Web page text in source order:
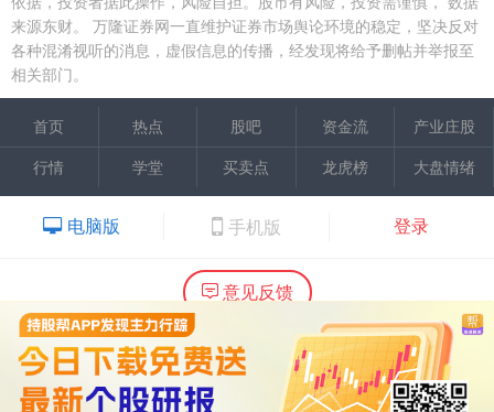
来源东财。
万隆证券网一直维护证券市场舆论环境的稳定，坚决反对
各种混淆视听的消息，虚假信息的传播，经发现将给予删帖并举报至
相关部门。
首页 热点 股吧 资金流
产业庄股
行情
学堂 买卖点 龙虎榜 大盘情绪
电脑版 手机版 登录
意见反馈
内容提供：广州市万隆证券咨询顾问有限公司
Copyright ©2015 Wlstock. All Right Reserved.
热线：020-66618988